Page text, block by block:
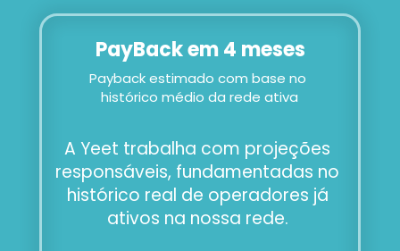
PayBack em 4 meses
Payback estimado com base no
histórico médio da rede ativa
A Yeet trabalha com projeções
responsáveis, fundamentadas no
histórico real de operadores já
ativos na nossa rede.